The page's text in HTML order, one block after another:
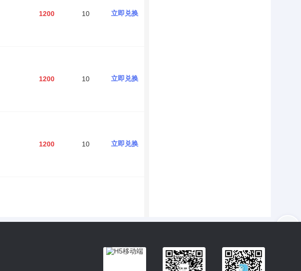
1200 10 立即兑换
1200 10 立即兑换
1200 10 立即兑换